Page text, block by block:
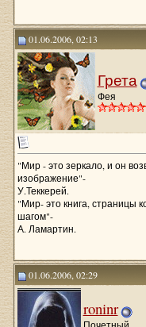
01.06.2006, 02:13
Грета
Фея
"Мир - это зеркало, и он
изображение"-
У.Теккерей.
"Мир- это книга, страницы
шагом"-
А. Ламартин.
01.06.2006, 02:29
roninr